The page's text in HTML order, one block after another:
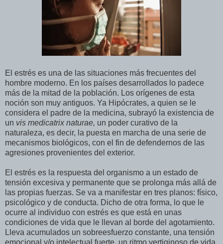
El estrés es una de las situaciones más frecuentes del
hombre moderno. En los países desarrollados lo padece
más de la mitad de la población. Los orígenes de esta
noción son muy antiguos. Ya Hipócrates, a quien se le
considera el padre de la medicina, subrayó la existencia de
un vis medicatrix naturae, un poder curativo de la
naturaleza, es decir, la puesta en marcha de una serie de
mecanismos biológicos, con el fin de defendernos de las
agresiones provenientes del exterior.
El estrés es la respuesta del organismo a un estado de
tensión excesiva y permanente que se prolonga más allá de
las propias fuerzas. Se va a manifestar en tres planos: físico,
psicológico y de conducta. Dicho de otra forma, lo que le
ocurre al individuo con estrés es que está en unas
condiciones de vida que le llevan al borde del agotamiento.
Lleva acumulados un sobreesfuerzo constante, una tensión